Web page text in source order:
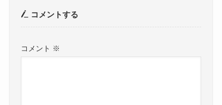
コメントする
コメント ※